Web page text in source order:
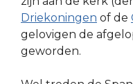
Driekoningen of de
gelovigen de
geworden.